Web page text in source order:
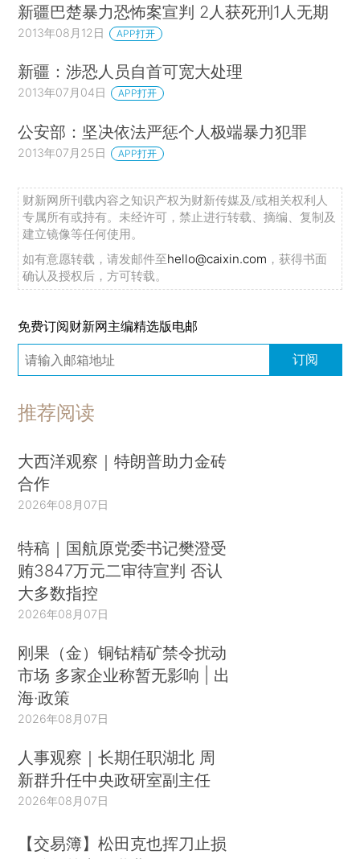
新疆巴楚暴力恐怖案宣判 2人获死刑1人无期
2013年08月12日 APP打开
新疆：涉恐人员自首可宽大处理
2013年07月04日 APP打开
公安部：坚决依法严惩个人极端暴力犯罪
2013年07月25日 APP打开
财新网所刊载内容之知识产权为财新传媒及/或相关权利人
专属所有或持有。未经许可，禁止进行转载、摘编、复制及
建立镜像等任何使用。
如有意愿转载，请发邮件至hello@caixin.com ，获得书面
确认及授权后，方可转载。
免费订阅财新网主编精选版电邮
订阅
推荐阅读
大西洋观察｜特朗普助力金砖
合作
2026年08月07日
特稿｜国航原党委书记樊澄受
贿3847万元二审待宣判 否认
大多数指控
2026年08月07日
刚果（金）铜钴精矿禁令扰动
市场 多家企业称暂无影响 | 出
海·政策
2026年08月07日
人事观察｜长期任职湖北 周
新群升任中央政研室副主任
2026年08月07日
【交易簿】松田克也挥刀止损